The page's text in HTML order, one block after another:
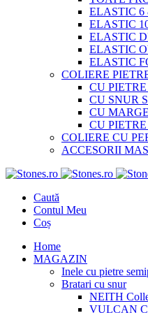
ELASTIC 6
ELASTIC
ELASTIC
ELASTIC
ELASTIC
COLIERE
CU
CU SNUR
CU
CU
COLIERE CU
ACCESORII
Stones.ro
Brățări din pietre semiprețioase |
Caută
Contul Meu
Coș
Home
MAGAZIN
Inele cu pietre
Bratari cu snur
NEITH
VULCAN